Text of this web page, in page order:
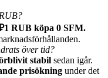
RUB köpa 0 SFM.
över tid?
stabil sedan igår.
prisökning under det